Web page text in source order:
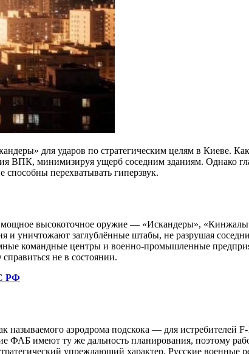
для ударов по стратегическим целям в Киеве.
ВПК, минимизируя ущерб соседним зданиям. Однако
перехватывать гиперзвук.
высокоточное оружие — «Искандеры»,
уничтожают заглублённые штабы, не разрушая
командные центры и военно-промышленные
не в состоянии.
РФ
аэродрома подскока — для истребителей
имеют ту же дальность планирования, поэтому
упреждающий характер. Русские военные